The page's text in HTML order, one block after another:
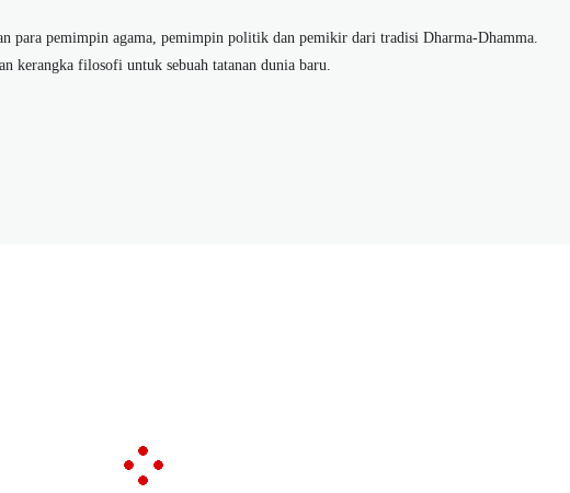
para pemimpin agama, pemimpin politik dan pemikir dari tradisi Dharma-Dhamma.
kerangka filosofi untuk sebuah tatanan dunia baru.